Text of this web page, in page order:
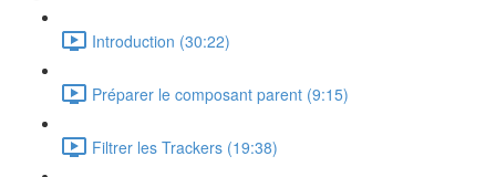
Introduction (30:22)
Préparer le composant parent (9:15)
Filtrer les Trackers (19:38)